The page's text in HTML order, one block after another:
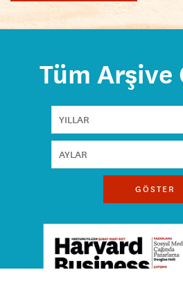
Tüm Arşive
GÖSTER